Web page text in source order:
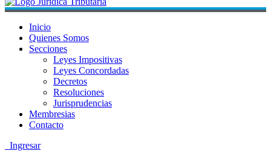
Inicio
Quienes Somos
Secciones
Leyes Impositivas
Leyes Concordadas
Decretos
Resoluciones
Jurisprudencias
Membresias
Contacto
Ingresar